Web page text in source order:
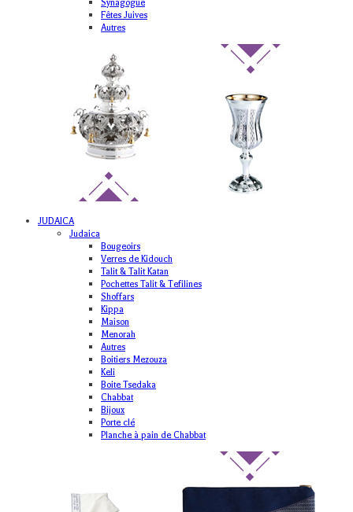
Synagogue
Fêtes Juives
Autres
JUDAICA
Judaica
Bougeoirs
Verres de Kidouch
Talit & Talit Katan
Pochettes Talit & Tefilines
Shoffars
Kippa
Maison
Menorah
Autres
Boitiers Mezouza
Keli
Boite Tsedaka
Chabbat
Bijoux
Porte clé
Planche à pain de Chabbat